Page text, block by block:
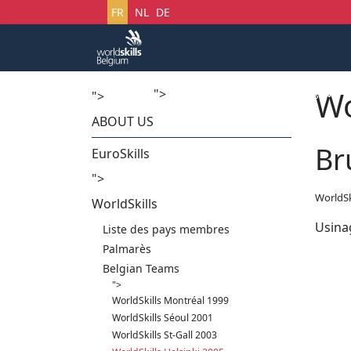
Sélectionnez votre langue
FR NL DE
"> Startech's Days
">
ABOUT US
EuroSkills
">
WorldSkills
Liste des pays membres
Palmarès
Belgian Teams
">
WorldSkills Montréal 1999
WorldSkills Séoul 2001
WorldSkills St-Gall 2003